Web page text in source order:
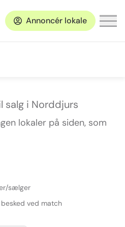
Annoncér lokale
salg i Norddjurs
lokaler på siden, som
sælger
ved match